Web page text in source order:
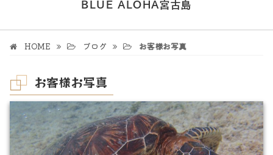
BLUE ALOHA宮古島
HOME ブログ お客様お写真
お客様お写真